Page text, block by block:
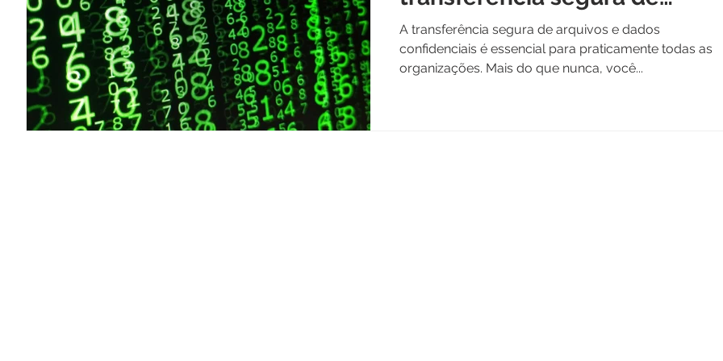
arquivos?
A transferência segura de arquivos e dados
confidenciais é essencial para praticamente todas as
organizações. Mais do que nunca, você...